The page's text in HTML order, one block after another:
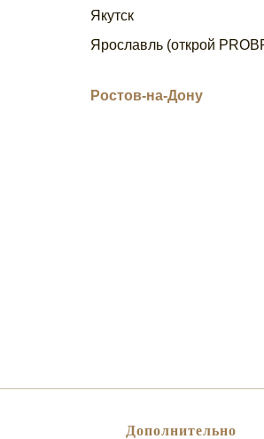
Ярославль (открой
Якутск
Ростов-на-Дону
Дополнительно